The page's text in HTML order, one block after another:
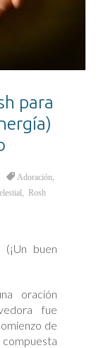
para
Adoración
Rosh
(¡Un buen
oración
fue
de